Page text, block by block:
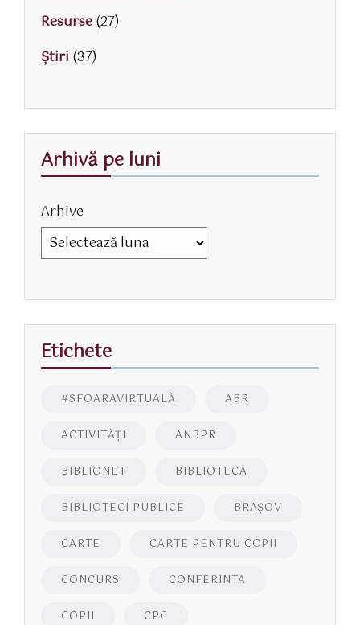
Resurse(27)
Știri (37)
Arhivă pe luni
Arhive
Etichete
#SFOARAVIRTUALĂ ABR
ACTIVITĂŢI ANBPR
BIBLIONET BIBLIOTECA
BIBLIOTECI PUBLICE BRAŞOV
CARTE CARTE PENTRU COPII
CONCURS CONFERINTA
COPII CPC